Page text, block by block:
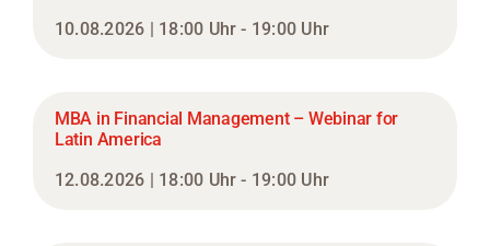
10.08.2026 | 18:00 Uhr - 19:00 Uhr
MBA in Financial Management – Webinar for
Latin America
12.08.2026 | 18:00 Uhr - 19:00 Uhr